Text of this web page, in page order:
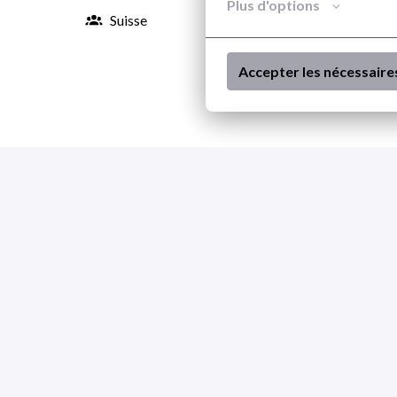
Plus d'options
Accepter les
Suisse